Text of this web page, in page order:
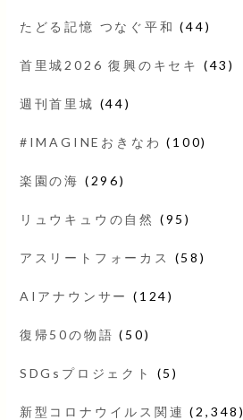
たどる記憶 つなぐ平和 (44)
首里城2026 復興のキセキ (43)
週刊首里城 (44)
#IMAGINEおきなわ (100)
楽園の海 (296)
リュウキュウの自然 (95)
アスリートフォーカス (58)
AIアナウンサー (124)
復帰50の物語 (50)
SDGsプロジェクト (5)
新型コロナウイルス関連 (2,348)